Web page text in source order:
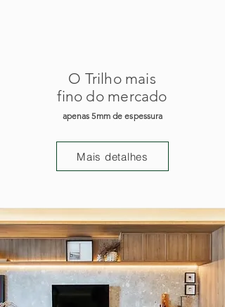
O Trilho mais
fino do mercado
apenas 5mm de espessura
Mais detalhes